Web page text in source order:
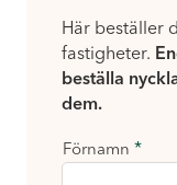
Här beställer
fastigheter.
beställa
dem.
B
e
Förnamn *